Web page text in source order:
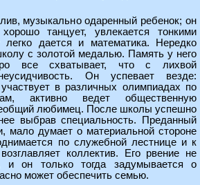
музыкально одаренный ребенок; он
танцует, увлекается тонкими
дается и математика. Нередко
с золотой медалью. Память у него
все схватывает, что с лихвой
Он успевает везде:
в различных олимпиадах по
активно ведет общественную
любимец. После школы успешно
выбрав специальность. Преданный
мало думает о материальной стороне
по служебной лестнице и к
коллектив. Его рвение не
и он только тогда задумывается о
может обеспечить семью.